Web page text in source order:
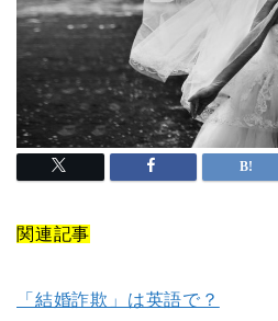
関連記事
「結婚詐欺」は英語で？